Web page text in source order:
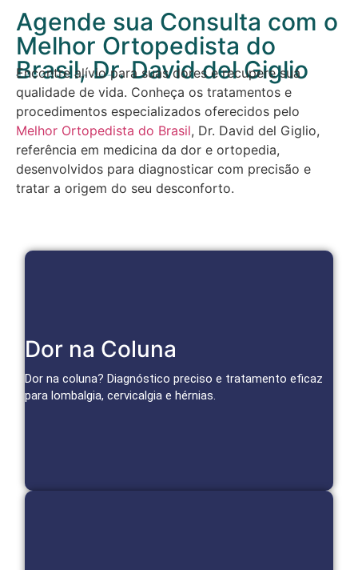
Agende sua Consulta com o
Melhor Ortopedista do
Brasil, Dr. David del Giglio
Encontre alívio para suas dores e recupere sua
qualidade de vida. Conheça os tratamentos e
procedimentos especializados oferecidos pelo
Melhor Ortopedista do Brasil, Dr. David del Giglio,
referência em medicina da dor e ortopedia,
desenvolvidos para diagnosticar com precisão e
tratar a origem do seu desconforto.
Dor na Coluna
Dor na coluna? Diagnóstico preciso e tratamento eficaz
para lombalgia, cervicalgia e hérnias.
Tratamentos Avançados para Coluna
Bloqueios, infiltrações e técnicas minimamente invasivas
tratam a causa da dor e restauram a mobilidade.
Agendar Consulta